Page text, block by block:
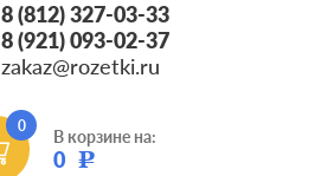
8 (812) 327-03-33
8 (921) 093-02-37
zakaz@rozetki.ru
0
В корзине на:
0 Р